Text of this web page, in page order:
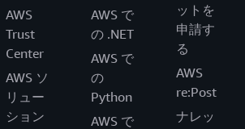
AWS
Trust
Center
AWS ソ
リュー
ション
AWS で
の .NET
AWS で
の
Python
AWS で
ットを
申請す
る
AWS
re:Post
ナレッ